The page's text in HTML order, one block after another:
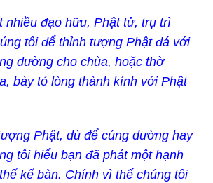
đạo hữu, Phật tử, trụ trì
tôi để thỉnh tượng Phật đá với
dường cho chùa, hoặc thờ
bày tỏ lòng thành kính với Phật
Phật, dù để cúng dường hay
tôi hiểu bạn đã phát một hạnh
kể bàn. Chính vì thế chúng tôi